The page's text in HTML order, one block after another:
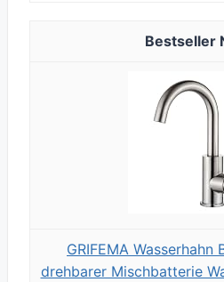
GRIFEMA
drehbarer Mischbatterie